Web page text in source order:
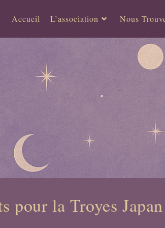
Accueil L’association Nous
pour la Troyes